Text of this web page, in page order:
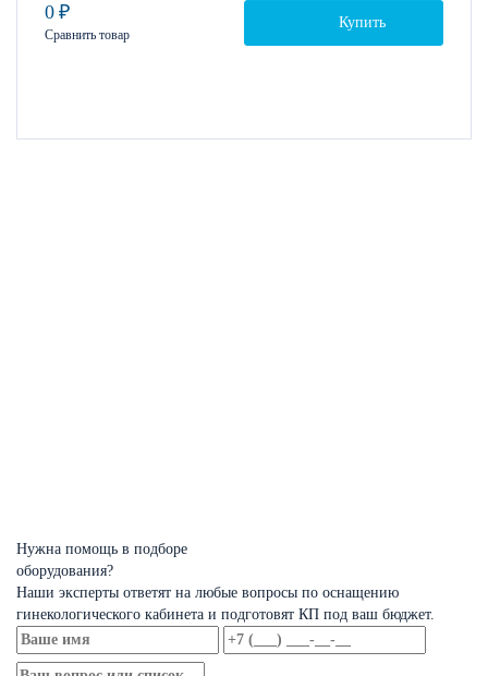
0 ₽
Сравнить товар
Купить
Нужна помощь в подборе
оборудования?
Наши эксперты ответят на любые вопросы по оснащению
гинекологического кабинета и подготовят КП под ваш бюджет.